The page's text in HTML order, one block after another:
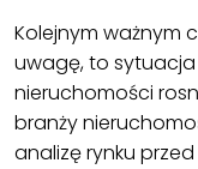
Kolejnym ważnym
uwagę, to
nieruchomości
branży
analizę rynku